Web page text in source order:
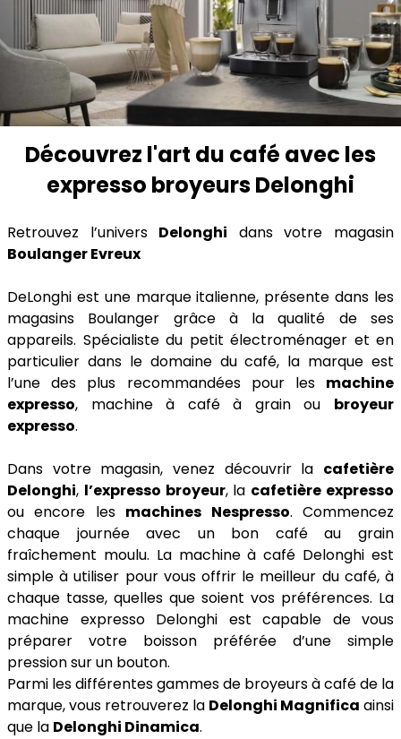
Découvrez l'art du café avec les
expresso broyeurs Delonghi
Retrouvez l’univers Delonghi dans votre magasin
Boulanger Evreux
DeLonghi est une marque italienne, présente dans les
magasins Boulanger grâce à la qualité de ses
appareils. Spécialiste du petit électroménager et en
particulier dans le domaine du café, la marque est
l’une des plus recommandées pour les machine
expresso, machine à café à grain ou broyeur
expresso.
Dans votre magasin, venez découvrir la cafetière
Delonghi, l’expresso broyeur, la cafetière expresso
ou encore les machines Nespresso. Commencez
chaque journée avec un bon café au grain
fraîchement moulu. La machine à café Delonghi est
simple à utiliser pour vous offrir le meilleur du café, à
chaque tasse, quelles que soient vos préférences. La
machine expresso Delonghi est capable de vous
préparer votre boisson préférée d’une simple
pression sur un bouton.
Parmi les différentes gammes de broyeurs à café de la
marque, vous retrouverez la Delonghi Magnifica ainsi
que la Delonghi Dinamica.